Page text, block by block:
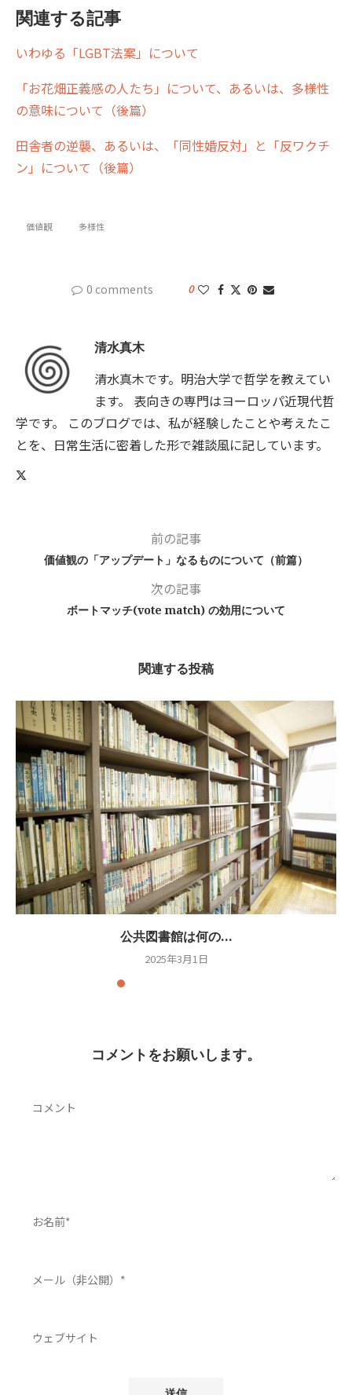
関連する記事
いわゆる「LGBT法案」について
「お花畑正義感の人たち」について、あるいは、多様性
の意味について（後篇）
田舎者の逆襲、あるいは、「同性婚反対」と「反ワクチ
ン」について（後篇）
価値観 多様性
0 comments 0
清水真木
清水真木です。明治大学で哲学を教えてい
ます。 表向きの専門はヨーロッパ近現代哲
学です。 このブログでは、私が経験したことや考えたこ
とを、日常生活に密着した形で雑談風に記しています。
前の記事
価値観の「アップデート」なるものについて（前篇）
次の記事
ボートマッチ(vote match) の効用について
関連する投稿
公共図書館は何の...
2025年3月1日
コメントをお願いします。